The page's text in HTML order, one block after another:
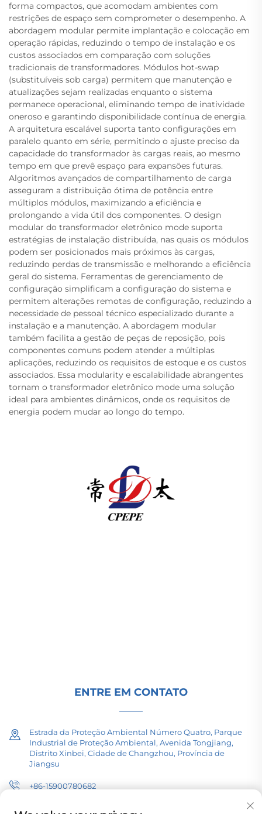
forma compactos, que acomodam ambientes com
restrições de espaço sem comprometer o desempenho. A
abordagem modular permite implantação e colocação em
operação rápidas, reduzindo o tempo de instalação e os
custos associados em comparação com soluções
tradicionais de transformadores. Módulos hot-swap
(substituíveis sob carga) permitem que manutenção e
atualizações sejam realizadas enquanto o sistema
permanece operacional, eliminando tempo de inatividade
oneroso e garantindo disponibilidade contínua de energia.
A arquitetura escalável suporta tanto configurações em
paralelo quanto em série, permitindo o ajuste preciso da
capacidade do transformador às cargas reais, ao mesmo
tempo em que prevê espaço para expansões futuras.
Algoritmos avançados de compartilhamento de carga
asseguram a distribuição ótima de potência entre
múltiplos módulos, maximizando a eficiência e
prolongando a vida útil dos componentes. O design
modular do transformador eletrônico mode suporta
estratégias de instalação distribuída, nas quais os módulos
podem ser posicionados mais próximos às cargas,
reduzindo perdas de transmissão e melhorando a eficiência
geral do sistema. Ferramentas de gerenciamento de
configuração simplificam a configuração do sistema e
permitem alterações remotas de configuração, reduzindo a
necessidade de pessoal técnico especializado durante a
instalação e a manutenção. A abordagem modular
também facilita a gestão de peças de reposição, pois
componentes comuns podem atender a múltiplas
aplicações, reduzindo os requisitos de estoque e os custos
associados. Essa modularity e escalabilidade abrangentes
tornam o transformador eletrônico mode uma solução
ideal para ambientes dinâmicos, onde os requisitos de
energia podem mudar ao longo do tempo.
ENTRE EM CONTATO
Estrada da Proteção Ambiental Número Quatro, Parque
Industrial de Proteção Ambiental, Avenida Tongjiang,
Distrito Xinbei, Cidade de Changzhou, Província de
Jiangsu
+86-15900780682
[email protected]